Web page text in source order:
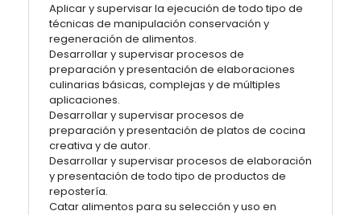
Aplicar y supervisar la ejecución de todo tipo de
técnicas de manipulación conservación y
regeneración de alimentos.
Desarrollar y supervisar procesos de
preparación y presentación de elaboraciones
culinarias básicas, complejas y de múltiples
aplicaciones.
Desarrollar y supervisar procesos de
preparación y presentación de platos de cocina
creativa y de autor.
Desarrollar y supervisar procesos de elaboración
y presentación de todo tipo de productos de
repostería.
Catar alimentos para su selección y uso en